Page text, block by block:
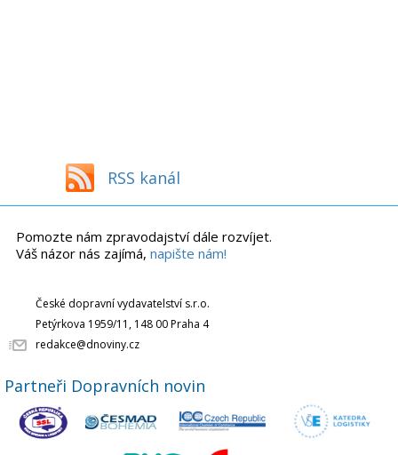
RSS kanál
Pomozte nám zpravodajství dále rozvíjet.
Váš názor nás zajímá, napište nám!
České dopravní vydavatelství s.r.o.
Petýrkova 1959/11, 148 00 Praha 4
redakce@dnoviny.cz
Partneři Dopravních novin